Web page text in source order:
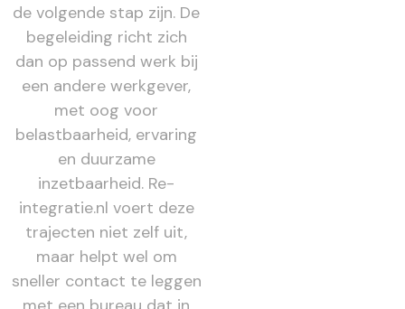
de volgende stap zijn. De
begeleiding richt zich
dan op passend werk bij
een andere werkgever,
met oog voor
belastbaarheid, ervaring
en duurzame
inzetbaarheid. Re-
integratie.nl voert deze
trajecten niet zelf uit,
maar helpt wel om
sneller contact te leggen